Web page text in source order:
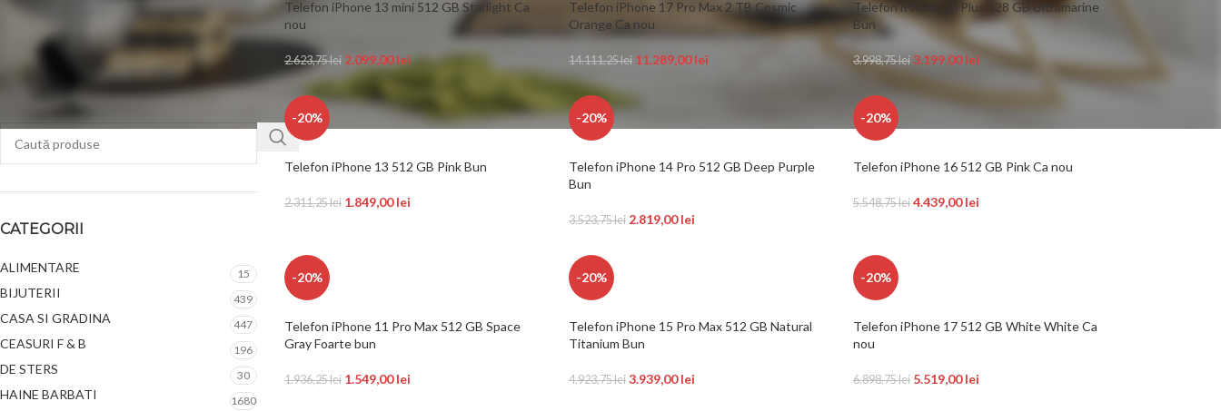
CATEGORII
ALIMENTARE 15
BIJUTERII 439
CASA SI GRADINA 447
CEASURI F & B 196
DE STERS 30
HAINE BARBATI 1680
Telefon iPhone 13 mini 512 GB Starlight Ca
nou
2.623,75lei 2.099,00lei
Telefon iPhone 17 Pro Max 2 TB Cosmic
Orange Ca nou
14.111,25lei 11.289,00lei
Telefon iPhone 16 Plus 128 GB Ultramarine
Bun
3.998,75lei 3.199,00lei
-20%
Telefon iPhone 13 512 GB Pink Bun
2.311,25lei 1.849,00lei
-20%
Telefon iPhone 14 Pro 512 GB Deep Purple
Bun
3.523,75lei 2.819,00lei
-20%
Telefon iPhone 16 512 GB Pink Ca nou
5.548,75lei 4.439,00lei
-20%
Telefon iPhone 11 Pro Max 512 GB Space
Gray Foarte bun
1.936,25lei 1.549,00lei
-20%
Telefon iPhone 15 Pro Max 512 GB Natural
Titanium Bun
4.923,75lei 3.939,00lei
-20%
Telefon iPhone 17 512 GB White White Ca
nou
6.898,75lei 5.519,00lei